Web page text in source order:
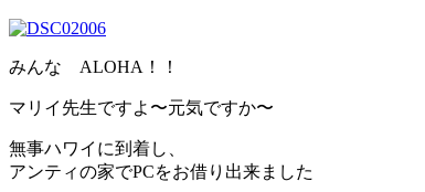
みんな ALOHA！！
マリイ先生ですよ〜元気ですか〜
無事ハワイに到着し、
アンティの家でPCをお借り出来ました